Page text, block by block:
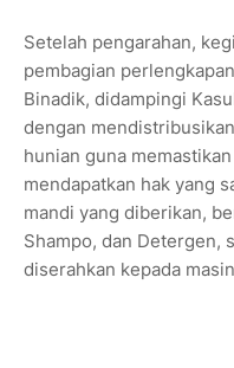
Setelah pengarahan,
pembagian
Binadik, didampingi
dengan
hunian guna
mendapatkan hak yang
mandi yang diberikan,
Shampo, dan Detergen,
diserahkan kepada